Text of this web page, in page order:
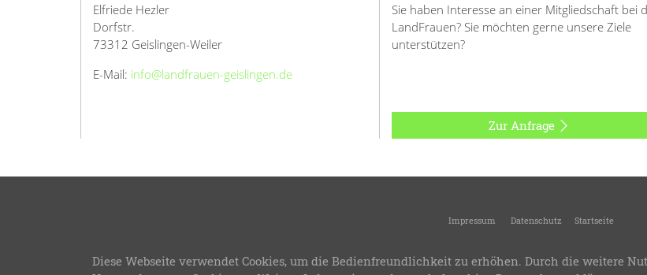
Elfriede Hezler
Dorfstr.
73312 Geislingen-Weiler
E-Mail: info@landfrauen-geislingen.de
Sie haben Interesse an einer Mitgliedschaft bei
LandFrauen? Sie möchten gerne unsere Ziele
unterstützen?
Zur Anfrage
Impressum Datenschutz
Startseite
LFWB Theme Version 3.8-Bereitstellung:LandFrauenverband Württemberg-Baden e.V.-
Diese Webseite verwendet Cookies, um die Bedienfreundlichkeit zu erhöhen. Durch die weitere